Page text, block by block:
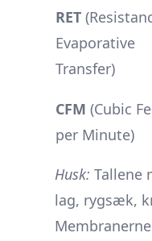
RET
Evaporative
Transfer)
CFM (Cubic
per Minute)
Husk: Tallene
lag, rygsæk,